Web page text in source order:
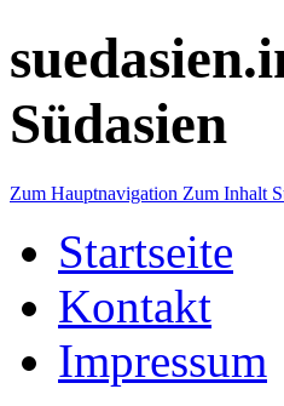
Südasien
Zum Hauptnavigation Zum Inhalt
Startseite
Kontakt
Impressum